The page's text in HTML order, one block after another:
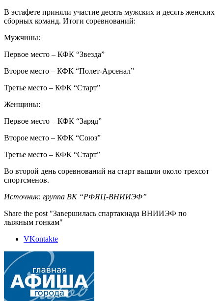
В эстафете приняли участие десять мужских и десять женских
сборных команд. Итоги соревнований:
Мужчины:
Первое место – КФК “Звезда”
Второе место – КФК “Полет-Арсенал”
Третье место – КФК “Старт”
Женщины:
Первое место – КФК “Заряд”
Второе место – КФК “Союз”
Третье место – КФК “Старт”
Во второй день соревнований на старт вышли около трехсот
спортсменов.
Источник: группа ВК “РФЯЦ-ВНИИЭФ”
Share the post "Завершилась спартакиада ВНИИЭФ по
лыжным гонкам"
VKontakte